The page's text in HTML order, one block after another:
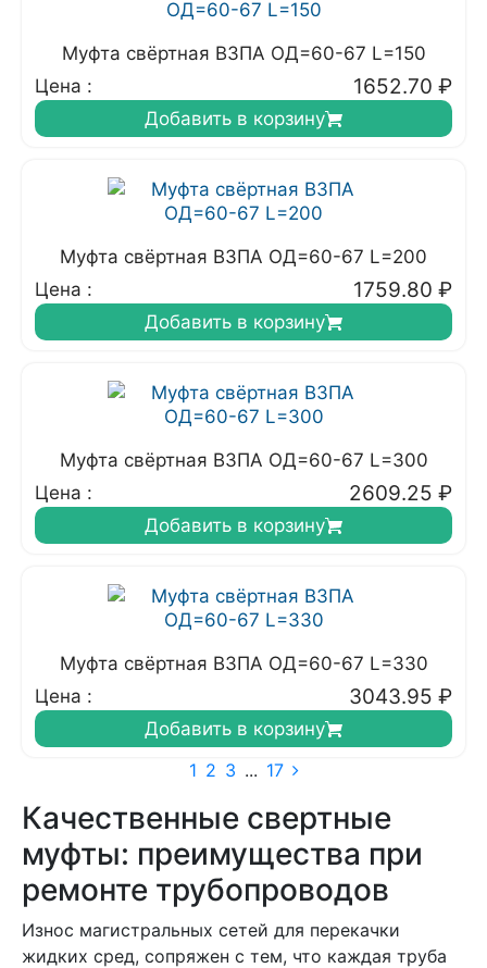
Муфта свёртная ВЗПА ОД=60-67 L=150
Цена :
1652.70 ₽
Добавить в корзину
Муфта свёртная ВЗПА ОД=60-67 L=200
Цена :
1759.80 ₽
Добавить в корзину
Муфта свёртная ВЗПА ОД=60-67 L=300
Цена :
2609.25 ₽
Добавить в корзину
Муфта свёртная ВЗПА ОД=60-67 L=330
Цена :
3043.95 ₽
Добавить в корзину
1 2 3 ... 17
Качественные свертные
муфты: преимущества при
ремонте трубопроводов
Износ магистральных сетей для перекачки
жидких сред, сопряжен с тем, что каждая труба